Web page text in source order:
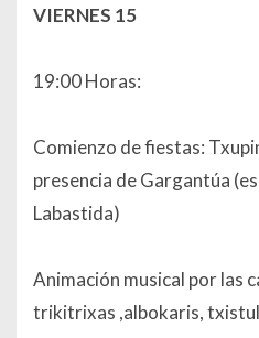
VIERNES 15
19:00 Horas:
Comienzo de fiestas:
presencia de Gargantúa
Labastida)
Animación musical por las
trikitrixas ,albokaris,